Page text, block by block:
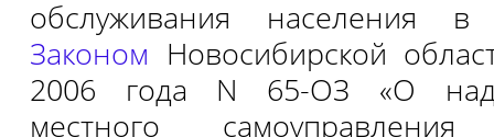
обслуживания населения в
Законом Новосибирской
2006 года N 65-ОЗ «О
местного самоуправления